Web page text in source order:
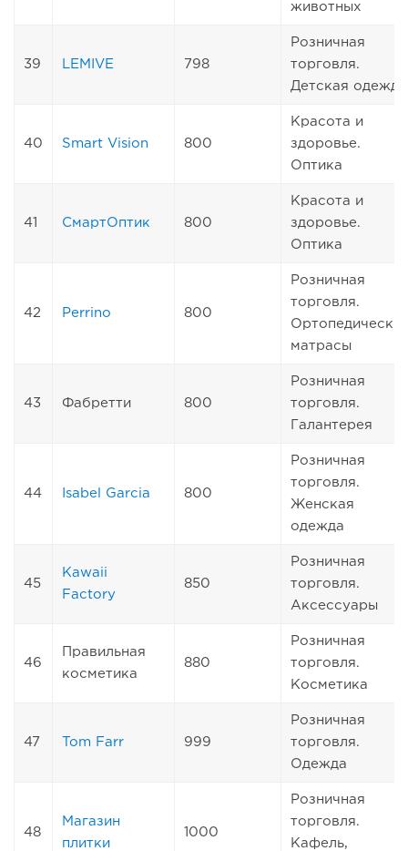
животных
39 LEMIVE 798
Розничная
торговля.
Детская одежда
40 Smart Vision 800
Красота и
здоровье.
Оптика
41 СмартОптик 800
Красота и
здоровье.
Оптика
42 Perrino 800
Розничная
торговля.
матрасы
43 Фабретти 800
Розничная
торговля.
Галантерея
44 Isabel Garcia 800
Розничная
торговля.
Женская
одежда
45
Kawaii
Factory
850
Розничная
торговля.
Аксессуары
46
Правильная
косметика
880
Розничная
торговля.
Косметика
47 Tom Farr 999
Розничная
торговля.
Одежда
48
Магазин
плитки
1000
Розничная
торговля.
Кафель,